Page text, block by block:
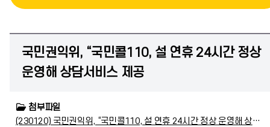
국민권익위, “국민콜110, 설 연휴 24시간 정상
운영해 상담서비스 제공
첨부파일
(230120) 국민권익위, “국민콜110, 설 연휴 24시간 정상 운영해 상담서비스 제공(최종).hwp